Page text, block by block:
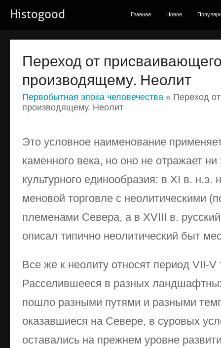
Histogood Главная Новое
Переход от
производящему. Неолит
Первобытная эпоха человечества » Переход
производящему. Неолит
Это условное наименование
каменного века, но оно не отражает ни
культурного единообразия: в XI в. н.э.
меновой торговле с неолитическими
племенами Севера, а в XVIII в.
описал типично неолитический быт
Все же к неолиту относят период VII-V
Расселившееся в разных
пошло разными путями и разными
оказавшиеся на Севере, в суровых
оставались на прежнем уровне